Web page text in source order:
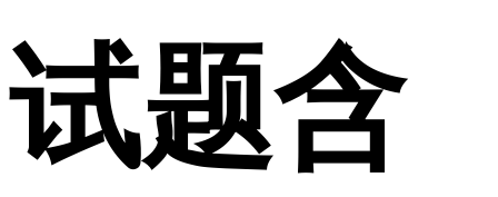
试题含